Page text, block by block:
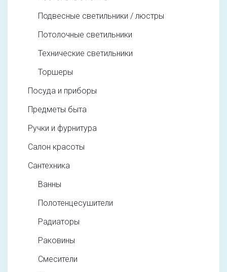
Подвесные светильники / люстры
Потолочные светильники
Технические светильники
Торшеры
Посуда и приборы
Предметы быта
Ручки и фурнитура
Салон красоты
Сантехника
Ванны
Полотенцесушители
Радиаторы
Раковины
Смесители